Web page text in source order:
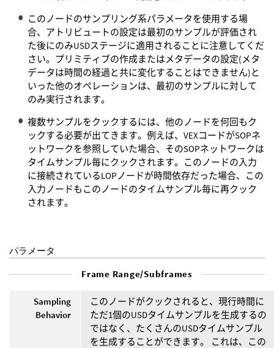
このノードのサンプリング系パラメータを使用する場
合、アトリビュートの設定は最初のサンプルが評価され
た後にのみUSDステージに適用されることに注意してくだ
さい。プリミティブの作成またはメタデータの設定(メタ
データは時間の経過と共に変化することはできません)と
いった他のオペレーションは、最初のサンプルに対して
のみ実行されます。
複数サンプルをクックするには、他のノードを何回もク
ックする必要が出てきます。例えば、VEXコードがSOPネ
ットワークを参照していた場合、そのSOPネットワークは
タイムサンプル毎にクックされます。このノードの入力
に接続されているLOPノードが時間依存だった場合、この
入力ノードもこのノードのタイムサンプル毎に再クック
されます。
パラメータ
Frame Range/Subframes
Sampling
Behavior
このノードがクックされると、現行時間に
ただ1個のUSDタイムサンプルを生成するの
ではなく、たくさんのUSDタイムサンプル
を生成することができます。 これは、この